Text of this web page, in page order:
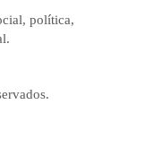
política,